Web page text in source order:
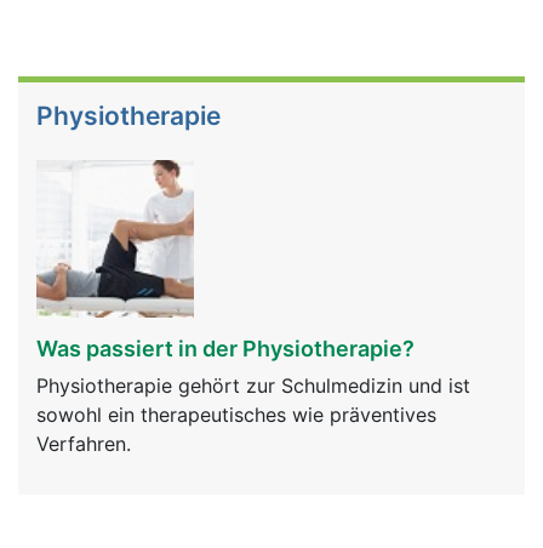
Physiotherapie
Was passiert in der Physiotherapie?
Physiotherapie gehört zur Schulmedizin und ist
sowohl ein therapeutisches wie präventives
Verfahren.